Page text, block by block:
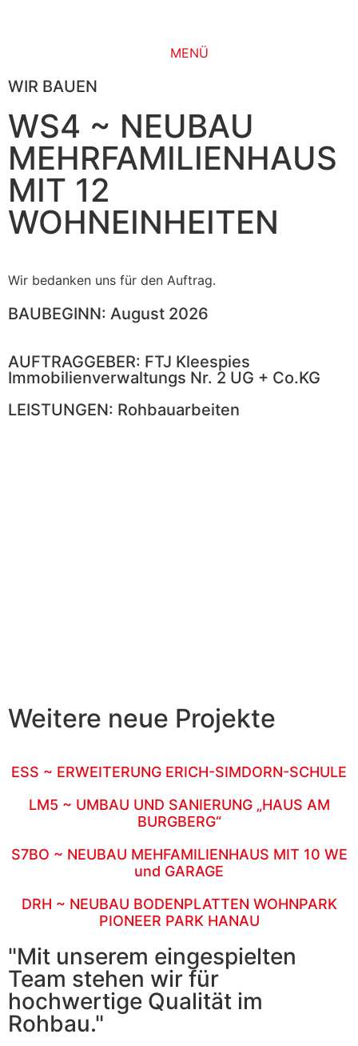
MENÜ
WIR BAUEN
WS4 ~ NEUBAU
MEHRFAMILIENHAUS
MIT 12
WOHNEINHEITEN
Wir bedanken uns für den Auftrag.
BAUBEGINN: August 2026
AUFTRAGGEBER: FTJ Kleespies
Immobilienverwaltungs Nr. 2 UG + Co.KG
LEISTUNGEN: Rohbauarbeiten
Weitere neue Projekte
ESS ~ ERWEITERUNG ERICH-SIMDORN-SCHULE
LM5 ~ UMBAU UND SANIERUNG „HAUS AM
BURGBERG“
S7BO ~ NEUBAU MEHFAMILIENHAUS MIT 10 WE
und GARAGE
DRH ~ NEUBAU BODENPLATTEN WOHNPARK
PIONEER PARK HANAU
"Mit unserem eingespielten
Team stehen wir für
hochwertige Qualität im
Rohbau."